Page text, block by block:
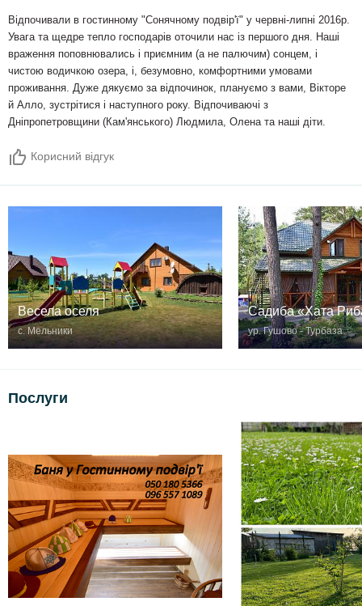
Відпочивали в гостинному "Сонячному подвір'ї" у червні-липні 2016р.
Увага та щедре тепло господарів оточили нас із першого дня. Наші
враження поповнювались і приємним (а не палючим) сонцем, і
чистою водичкою озера, і, безумовно, комфортними умовами
проживання. Дуже дякуємо за відпочинок, плануємо з вами, Вікторе
й Алло, зустрітися і наступного року. Відпочиваючі з
Дніпропетровщини (Кам'янського) Людмила, Олена та наші діти.
Корисний відгук
Весела оселя
с. Мельники
Садиба «Хата
ур. Гушово - Турбаза
Послуги